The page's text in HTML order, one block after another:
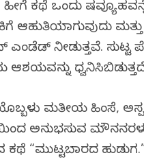
ಕಥೆ ಒಂದು
ಆಹುತಿಯಾಗುವುದು
ಎಂಡೆಡ್ ನೀಡುತ್ತವೆ.
ಮತೀಯ ಹಿಂಸೆ,
ಅನುಭವಿಸುವ
ಕಥೆ “ಮುಟ್ಟಬಾರದ